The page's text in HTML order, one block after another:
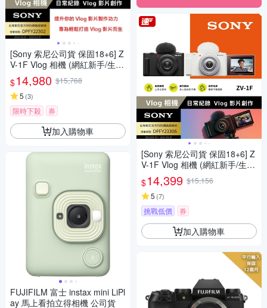
[Sony 索尼公司貨 保固18+6] Z
V-1F Vlog 相機 (網紅新手/生活
隨拍)
$14,980 $15,768
5 (3)
限時下殺 券
加入購物車
FUJIFILM 富士 instax mini LiPl
ay 馬上看拍立得相機 公司貨
[Sony 索尼公司貨 保固18+6] Z
V-1F Vlog 相機 (網紅新手/生活
隨拍)
$14,399 $15,156
5 (7)
挑戰低價 券
加入購物車